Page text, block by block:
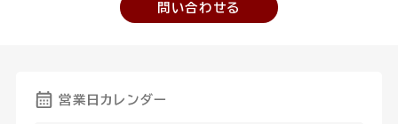
問い合わせる
営業日カレンダー